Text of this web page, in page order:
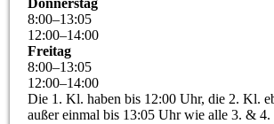
Donnerstag
8:00–13:05
12:00–14:00
Freitag
8:00–13:05
12:00–14:00
Die 1. Kl. haben bis 12:00 Uhr, die 2. Kl.
außer einmal bis 13:05 Uhr wie alle 3. &